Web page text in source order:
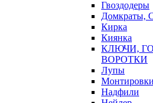
Гвоздодеры
Домкраты,
Кирка
Киянка
КЛЮЧИ,
ВОРОТКИ
Лупы
Монтировки
Надфили